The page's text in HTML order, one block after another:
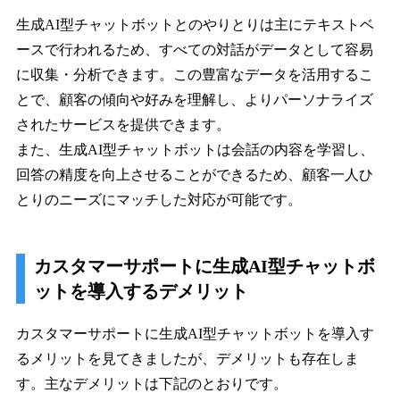
生成AI型チャットボットとのやりとりは主にテキストベ
ースで行われるため、すべての対話がデータとして容易
に収集・分析できます。この豊富なデータを活用するこ
とで、顧客の傾向や好みを理解し、よりパーソナライズ
されたサービスを提供できます。
また、生成AI型チャットボットは会話の内容を学習し、
回答の精度を向上させることができるため、顧客一人ひ
とりのニーズにマッチした対応が可能です。
カスタマーサポートに生成AI型チャットボ
ットを導入するデメリット
カスタマーサポートに生成AI型チャットボットを導入す
るメリットを見てきましたが、デメリットも存在しま
す。主なデメリットは下記のとおりです。